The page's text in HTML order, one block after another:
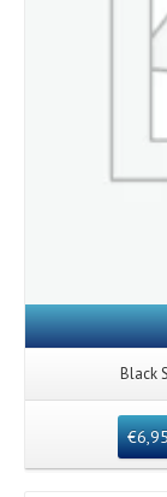
Black
€